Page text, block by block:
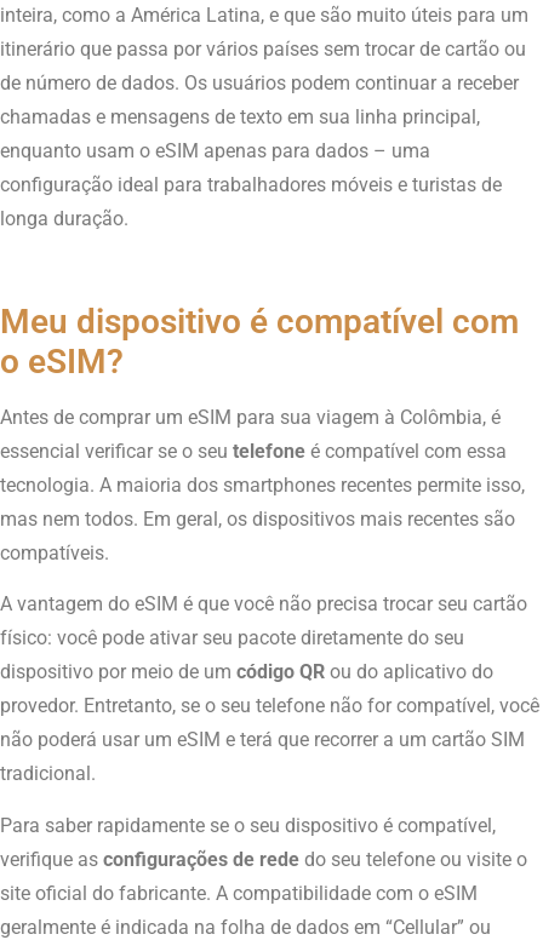
inteira, como a América Latina, e que são muito úteis para um
itinerário que passa por vários países sem trocar de cartão ou
de número de dados. Os usuários podem continuar a receber
chamadas e mensagens de texto em sua linha principal,
enquanto usam o eSIM apenas para dados – uma
configuração ideal para trabalhadores móveis e turistas de
longa duração.
Meu dispositivo é compatível com
o eSIM?
Antes de comprar um eSIM para sua viagem à Colômbia, é
essencial verificar se o seu telefone é compatível com essa
tecnologia. A maioria dos smartphones recentes permite isso,
mas nem todos. Em geral, os dispositivos mais recentes são
compatíveis.
A vantagem do eSIM é que você não precisa trocar seu cartão
físico: você pode ativar seu pacote diretamente do seu
dispositivo por meio de um código QR ou do aplicativo do
provedor. Entretanto, se o seu telefone não for compatível, você
não poderá usar um eSIM e terá que recorrer a um cartão SIM
tradicional.
Para saber rapidamente se o seu dispositivo é compatível,
verifique as configurações de rede do seu telefone ou visite o
site oficial do fabricante. A compatibilidade com o eSIM
geralmente é indicada na folha de dados em “Cellular” ou